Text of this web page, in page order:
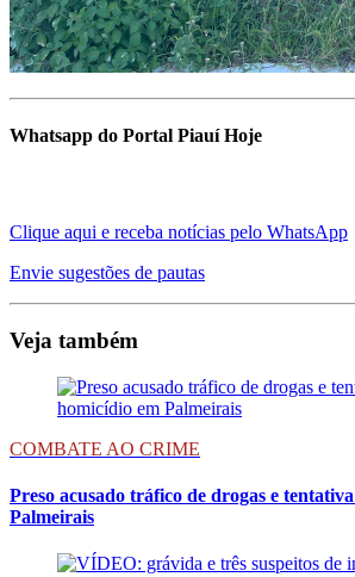
Whatsapp do Portal Piauí Hoje
Clique aqui e receba notícias pelo WhatsApp
Envie sugestões de pautas
Veja também
COMBATE AO CRIME
Preso acusado tráfico de drogas e
Palmeirais